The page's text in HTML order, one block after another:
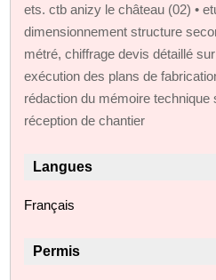
ets. ctb anizy le château (02) •
dimensionnement structure
métré, chiffrage devis détaillé
exécution des plans de
rédaction du mémoire technique
réception de chantier
Langues
Français
Permis